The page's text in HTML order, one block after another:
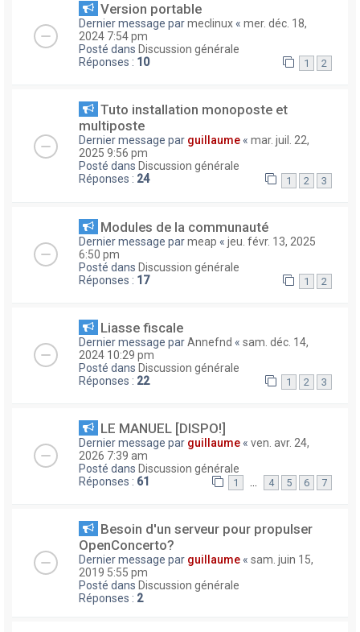
Version portable
Dernier message parmeclinux « mer. déc. 18,
2024 7:54 pm
Posté dans Discussion générale
Réponses : 10 1 2
Tuto installation monoposte et
multiposte
Dernier message par guillaume « mar. juil. 22,
2025 9:56 pm
Posté dans Discussion générale
Réponses : 24 1 2 3
Modules de la communauté
Dernier message parmeap « jeu. févr. 13, 2025
6:50 pm
Posté dans Discussion générale
Réponses : 17 1 2
Liasse fiscale
Dernier message parAnnefnd « sam. déc. 14,
2024 10:29 pm
Posté dans Discussion générale
Réponses : 22 1 2 3
LE MANUEL [DISPO!]
Dernier message par guillaume « ven. avr. 24,
2026 7:39 am
Posté dans Discussion générale
Réponses : 61 1 … 4 5 6 7
Besoin d'un serveur pour propulser
OpenConcerto?
Dernier message par guillaume « sam. juin 15,
2019 5:55 pm
Posté dans Discussion générale
Réponses : 2